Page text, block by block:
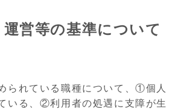
運営等の基準について
られている職種について、①個人
いる、②利用者の処遇に支障が生